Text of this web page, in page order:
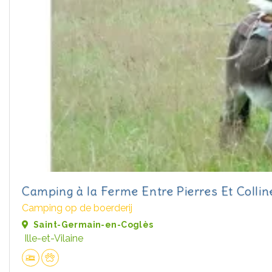
Camping à la Ferme Entre Pierres Et
Camping op de boerderij
Saint-Germain-en-Coglès
Ille-et-Vilaine